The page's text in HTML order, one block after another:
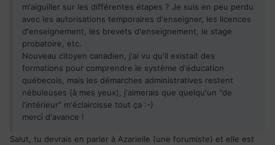
m'aiguiller sur les différentes étapes ? Je suis en peu perdu
avec les autorisations temporaires d'enseigner, les licences
d'enseignement, les brevets d'enseignement, le stage
probatoire, etc.
Nouveau citoyen canadien, j'ai vu qu'il existait des
formations pour comprendre le système d'éducation
québecois, mais les démarches administratives restent
nébuleuses (à mes yeux), j'aimerais que quelqu'un "de
l'intérieur" m'éclaircisse tout ça :-)
merci d'avance !
Salut, tu devrais en parler à Azarielle (une forumiste) et elle est